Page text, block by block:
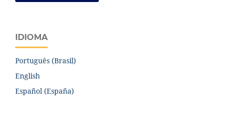
IDIOMA
Português (Brasil)
English
Español (España)